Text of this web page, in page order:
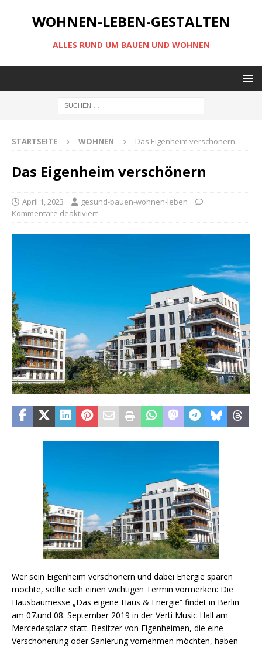
WOHNEN-LEBEN-GESTALTEN
ALLES RUND UM BAUEN UND WOHNEN
STARTSEITE WOHNEN Das Eigenheim verschönern
Das Eigenheim verschönern
April 1, 2023
gesund-bauen-wohnen-leben
Kommentare deaktiviert
Wer sein Eigenheim verschönern und dabei Energie sparen
möchte, sollte sich einen wichtigen Termin vormerken: Die
Hausbaumesse „Das eigene Haus & Energie“ findet in Berlin
am 07.und 08. September 2019 in der Verti Music Hall am
Mercedesplatz statt. Besitzer von Eigenheimen, die eine
Verschönerung oder Sanierung vornehmen möchten, haben